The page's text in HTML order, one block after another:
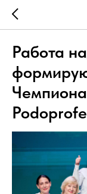
Работа